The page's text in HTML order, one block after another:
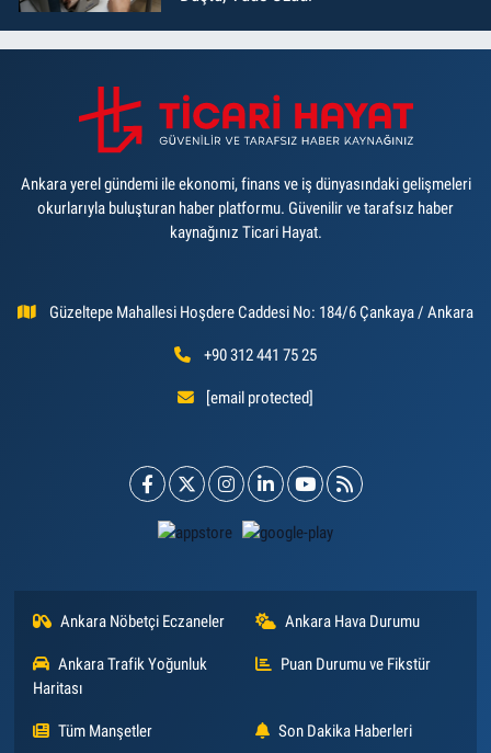
Ankara yerel gündemi ile ekonomi, finans ve iş dünyasındaki gelişmeleri
okurlarıyla buluşturan haber platformu. Güvenilir ve tarafsız haber
kaynağınız Ticari Hayat.
Güzeltepe Mahallesi Hoşdere Caddesi No: 184/6 Çankaya / Ankara
+90 312 441 75 25
[email protected]
Ankara Nöbetçi Eczaneler Ankara Hava Durumu
Ankara Trafik Yoğunluk
Haritası
Puan Durumu ve Fikstür
Tüm Manşetler Son Dakika Haberleri